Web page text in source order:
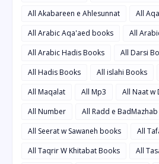
All Akabareen e Ahlesunnat
All
All Arabic Aqa'aed books
All
All Arabic Hadis Books
All Darsi
All Hadis Books
All islahi Books
All Maqalat
All Mp3
All Naat w
All Number
All Radd e
All Seerat w Sawaneh books
All
All Taqrir W Khitabat Books
All